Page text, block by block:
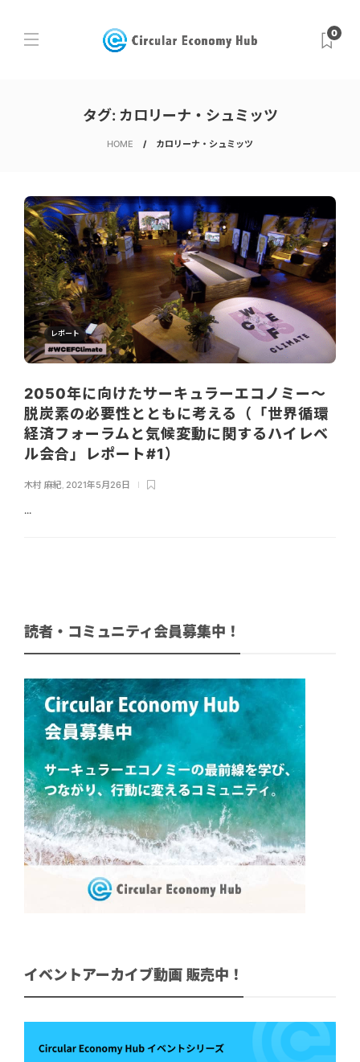
0
タグ: カロリーナ・シュミッツ
HOME カロリーナ・シュミッツ
レポート
2050年に向けたサーキュラーエコノミー～
脱炭素の必要性とともに考える（「世界循環
経済フォーラムと気候変動に関するハイレベ
ル会合」レポート#1）
木村 麻紀 2021年5月26日
...
読者・コミュニティ会員募集中！
イベントアーカイブ動画 販売中！